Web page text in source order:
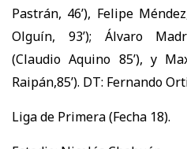
Pastrán, 46’), Felipe
Olguín, 93’); Álvaro
(Claudio Aquino 85’), y
Raipán,85’). DT: Fernando
Liga de Primera (Fecha 18).